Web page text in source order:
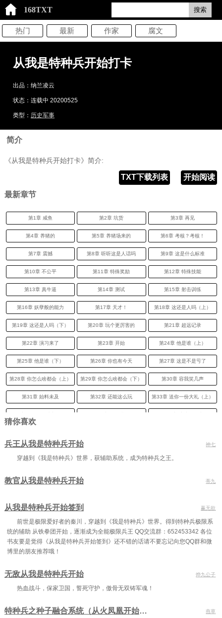
168TXT 搜索
热门 最新 作家 腐文
从我是特种兵开始打卡
出品：纳兰凌云
状态：连载中 20200525
类型： 历史军事
简介
《从我是特种兵开始打卡》简介:
开始阅读
TXT下载列表
最新章节
第1章 咸鱼 第2章 坑货 第3章 再见
第4章 养猪的 第5章 养猪场来的 第6章 考核？考核！
第7章 震撼 第8章 听听这是人话吗 第9章 这是什么标准
第10章 不公平 第11章 特殊奖励 第12章 特殊技能
第13章 真牛逼 第14章 测试 第15章 射击训练
第16章 妖孽般的能力 第17章 天才！ 第18章 这还是人吗（上）
第19章 这还是人吗（下） 第20章 玩个更厉害的 第21章 超远记录
第22章 演习来了 第23章 开始 第24章 他是谁（上）
第25章 他是谁（下） 第26章 你也有今天 第27章 这是不是亏了
第28章 你怎么啥都会（上） 第29章 你怎么啥都会（下） 第30章 容我笑几声
第31章 始料未及 第32章 还能这么玩 第33章 送你一份大礼（上）
第46章 太小瞧我了（上） 第47章 太小瞧我了（中）
第49章 这是什么神仙（上） 第50章 这是什么神仙（下）
第52章 权限提升 第53章 康师傅喝酒了 第54章 谁玩谁
第55章 跟我来这套 第56章 都是套路 第57章 你好无耻啊
第61章 认栽 第63章 我可以
第67章 怎么玩 第68章 我真来了 第69章 你们怎么回事
猜你喜欢
兵王从我是特种兵开始 神七
穿越到《我是特种兵》世界，获辅助系统，成为特种兵之王。
教官从我是特种兵开始 蒂九
从我是特种兵开始签到 赢无欲
前世是极限爱好者的秦川，穿越到《我是特种兵》世界。得到特种兵极限系
统的辅助 从铁拳团开始，逐渐成为全能极限兵王 QQ交流群：652453342 各位
书友要是觉得《从我是特种兵开始签到》还不错的话请不要忘记向您QQ群和微
博里的朋友推荐哦！
无敌从我是特种兵开始 烨九公子
热血战斗，保家卫国，誓死守护，傲骨无双铸军魂！
特种兵之种子融合系统（从火凤凰开始的特种兵） 燕草